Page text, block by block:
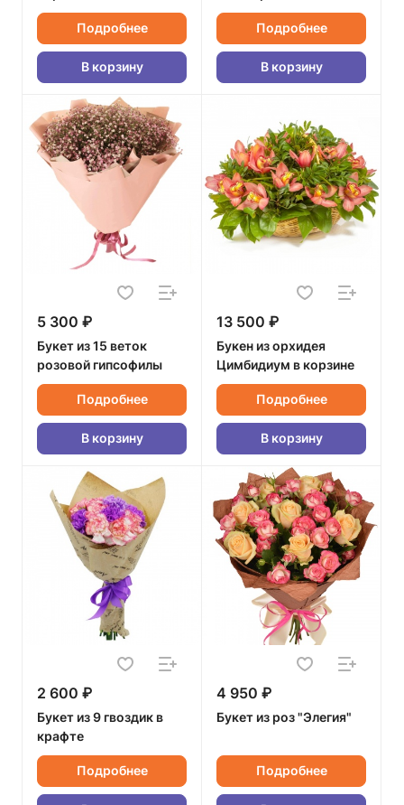
Подробнее
В корзину
Подробнее
В корзину
5 300 ₽
Букет из 15 веток
розовой гипсофилы
Подробнее
В корзину
13 500 ₽
Букен из орхидея
Цимбидиум в корзине
Подробнее
В корзину
2 600 ₽
Букет из 9 гвоздик в
крафте
Подробнее
4 950 ₽
Букет из роз "Элегия"
Подробнее